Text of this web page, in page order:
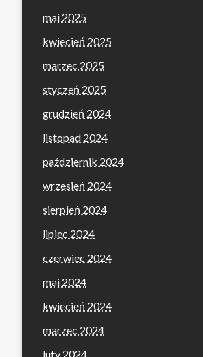
maj 2025
kwiecień 2025
marzec 2025
styczeń 2025
grudzień 2024
listopad 2024
październik 2024
wrzesień 2024
sierpień 2024
lipiec 2024
czerwiec 2024
maj 2024
kwiecień 2024
marzec 2024
luty 2024